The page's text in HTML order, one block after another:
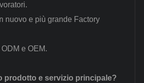
nuovo e più grande Factory
e OEM.
prodotto e servizio principale?